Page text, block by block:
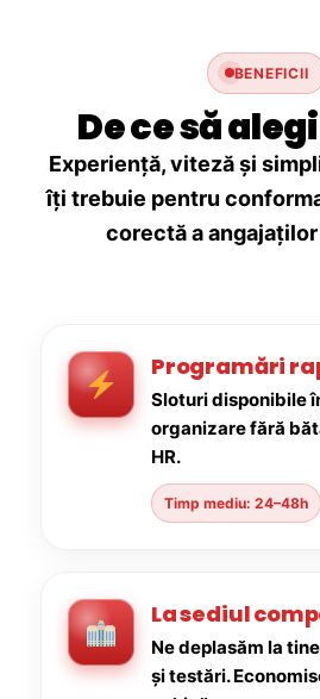
BENEFICII
De ce să alegi
Experiență, viteză și
îți trebuie pentru
corectă a
Programări
Sloturi disponibile
organizare fără
HR.
Timp mediu: 24–48h
La sediul
Ne deplasăm la
și testări.